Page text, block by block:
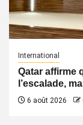
International
Qatar affirme
l’escalade,
6 août 2026